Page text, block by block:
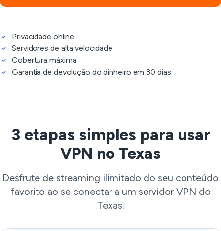
Privacidade online
Servidores de alta velocidade
Cobertura máxima
Garantia de devolução do dinheiro em 30 dias
3 etapas simples para usar
VPN no Texas
Desfrute de streaming ilimitado do seu conteúdo
favorito ao se conectar a um servidor VPN do
Texas.